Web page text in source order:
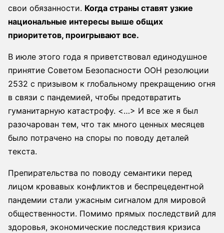
свои обязанности. Когда страны ставят узкие
национальные интересы выше общих
приоритетов, проигрывают все.
В июле этого года я приветствовал единодушное
принятие Советом Безопасности ООН резолюции
2532 с призывом к глобальному прекращению огня
в связи с пандемией, чтобы предотвратить
гуманитарную катастрофу. <…> И все же я был
разочарован тем, что так много ценных месяцев
было потрачено на споры по поводу деталей
текста.
Препирательства по поводу семантики перед
лицом кровавых конфликтов и беспрецедентной
пандемии стали ужасным сигналом для мировой
общественности. Помимо прямых последствий для
здоровья, экономические последствия кризиса